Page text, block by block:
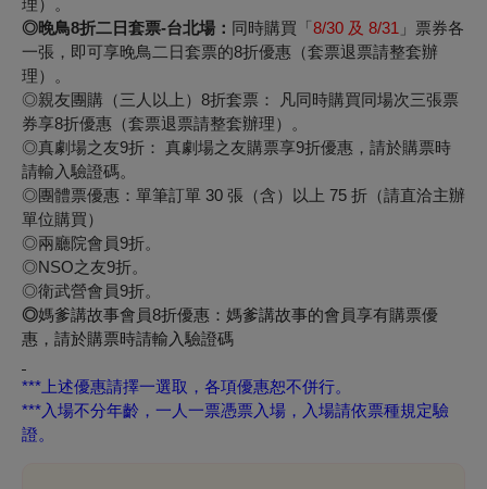
理）。
◎晚鳥8折二日套票-台北場： 同時購買「8/30 及 8/31 」票券各
一張，即可享晚鳥二日套票的8折優惠（套票退票請整套辦
理）。
◎親友團購（三人以上）8折套票：
凡同時購買同場次三張票
券享8折優惠（套票退票請整套辦理）。
◎真劇場之友9折： 真劇場之友購票享9折優惠，請於購票時
請輸入驗證碼。
◎團體票優惠：單筆訂單 30 張（含）以上 75 折（請直洽主辦
單位購買）
◎兩廳院會員9折。
◎NSO之友9折。
◎衛武營會員9折。
◎媽爹講故事會員8折優惠：媽爹講故事的會員享有購票優
惠， 請於購票時請輸入驗證碼
***上述優惠請擇一選取，各項優惠恕不併行。
***入場不分年齡，一人一票憑票入場，入場請依票種規定驗
證。